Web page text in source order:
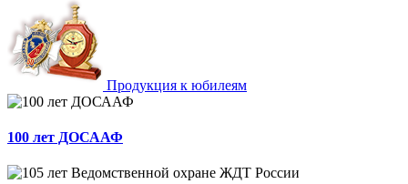
Продукция к юбилеям
100 лет ДОСААФ